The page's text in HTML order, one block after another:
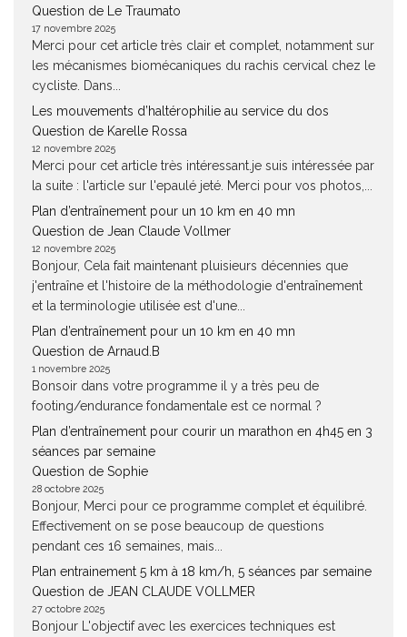
Question de Le Traumato
17 novembre 2025
Merci pour cet article très clair et complet, notamment sur
les mécanismes biomécaniques du rachis cervical chez le
cycliste. Dans...
Les mouvements d’haltérophilie au service du dos
Question de Karelle Rossa
12 novembre 2025
Merci pour cet article très intéressant.je suis intéressée par
la suite : l'article sur l'epaulé jeté. Merci pour vos photos,...
Plan d’entraînement pour un 10 km en 40 mn
Question de Jean Claude Vollmer
12 novembre 2025
Bonjour, Cela fait maintenant pluisieurs décennies que
j'entraîne et l'histoire de la méthodologie d'entraînement
et la terminologie utilisée est d'une...
Plan d’entraînement pour un 10 km en 40 mn
Question de Arnaud.B
1 novembre 2025
Bonsoir dans votre programme il y a très peu de
footing/endurance fondamentale est ce normal ?
Plan d’entraînement pour courir un marathon en 4h45 en 3
séances par semaine
Question de Sophie
28 octobre 2025
Bonjour, Merci pour ce programme complet et équilibré.
Effectivement on se pose beaucoup de questions
pendant ces 16 semaines, mais...
Plan entrainement 5 km à 18 km/h, 5 séances par semaine
Question de JEAN CLAUDE VOLLMER
27 octobre 2025
Bonjour L'objectif avec les exercices techniques est